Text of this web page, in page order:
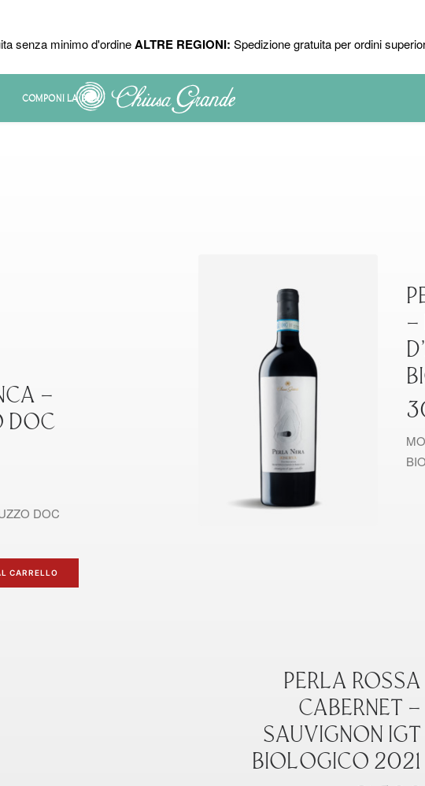
senza minimo d'ordineALTRE REGIONI: Spedizione gratuita per ordini
COMPONI LA BOX
–
DOC
DOC
CARRELLO
–
PERLA ROSSA
CABERNET –
SAUVIGNON IGT
BIOLOGICO 2021